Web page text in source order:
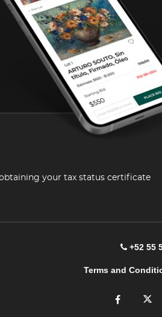
your tax status certificate
+52 55
Terms and